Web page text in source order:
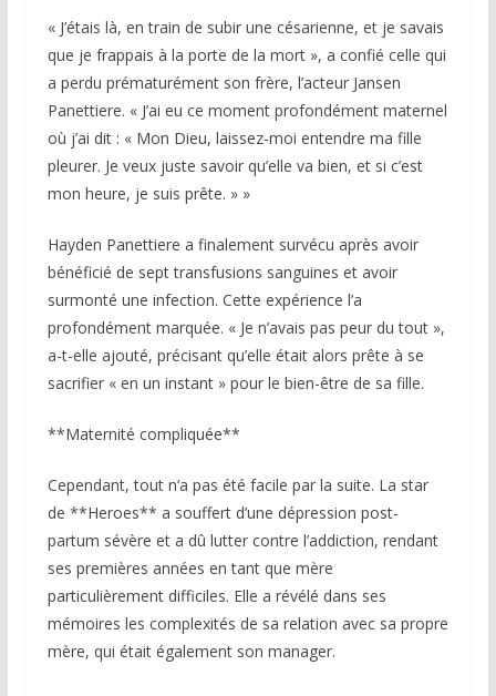
« J’étais là, en train de subir une césarienne, et je savais
que je frappais à la porte de la mort », a confié celle qui
a perdu prématurément son frère, l’acteur Jansen
Panettiere. « J’ai eu ce moment profondément maternel
où j’ai dit : « Mon Dieu, laissez-moi entendre ma fille
pleurer. Je veux juste savoir qu’elle va bien, et si c’est
mon heure, je suis prête. » »
Hayden Panettiere a finalement survécu après avoir
bénéficié de sept transfusions sanguines et avoir
surmonté une infection. Cette expérience l’a
profondément marquée. « Je n’avais pas peur du tout »,
a-t-elle ajouté, précisant qu’elle était alors prête à se
sacrifier « en un instant » pour le bien-être de sa fille.
**Maternité compliquée**
Cependant, tout n’a pas été facile par la suite. La star
de **Heroes** a souffert d’une dépression post-
partum sévère et a dû lutter contre l’addiction, rendant
ses premières années en tant que mère
particulièrement difficiles. Elle a révélé dans ses
mémoires les complexités de sa relation avec sa propre
mère, qui était également son manager.